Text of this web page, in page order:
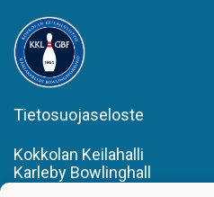
Tietosuojaseloste
Kokkolan Keilahalli
Karleby Bowlinghall